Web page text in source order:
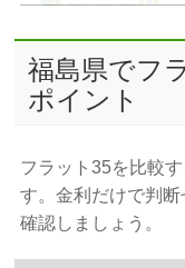
福島県でフ
ポイント
フラット35を比較
す。金利だけで判
確認しましょう。